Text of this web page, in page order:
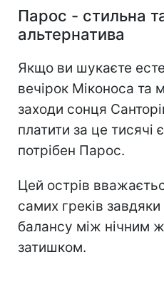
Парос - стильна
альтернатива
Якщо ви шукаєте
вечірок Міконоса та
заходи сонця
платити за це тисячі
потрібен Парос.
Цей острів
самих греків
балансу між нічним
затишком.